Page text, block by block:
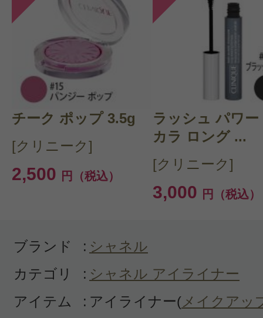
まみみ 様
感じた効能：ウォータープルーフ/フ
ちがよい/描きやすい
購入品：スティロユーウォータープ
購入色：943 ブラン アギャペ
このシリーズ何本目かわかりません
ーは色んなメーカーのプチプラも使
っぱシャネルのメイク用品がポーチ
にくいし、色味もすごくカッコいい
チーク ポップ 3.5g
[クリニーク]
2,500 円（税込）
ラッシュ パワー
カラ ロング ...
[クリニーク]
3,000 円（税込）
ブランド : シャネル
カテゴリ
: シャネル アイライナー
アイテム
: アイライナー(メイクアッ